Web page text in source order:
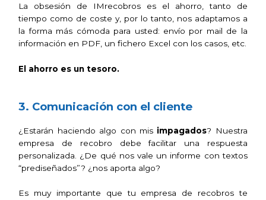
La obsesión de IMrecobros es el ahorro, tanto de
tiempo como de coste y, por lo tanto, nos adaptamos a
la forma más cómoda para usted: envío por mail de la
información en PDF, un fichero Excel con los casos, etc.
El ahorro es un tesoro.
3. Comunicación con el cliente
¿Estarán haciendo algo con mis impagados?
Nuestra
empresa de recobro debe facilitar una respuesta
personalizada. ¿De qué nos vale un informe con textos
“prediseñados”? ¿nos aporta algo?
Es muy importante que tu empresa de recobros te